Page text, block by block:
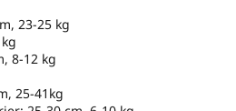
23-25 kg
8-12 kg
25-41kg